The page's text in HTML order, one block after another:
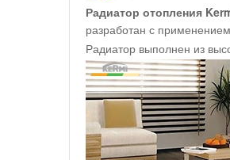
Радиатор отопления
разработан с
Радиатор выполнен из